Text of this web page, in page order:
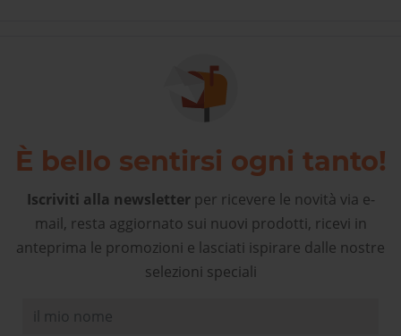
È bello sentirsi ogni tanto!
Iscriviti alla newsletterper ricevere le novità via e-
mail, resta aggiornato sui nuovi prodotti, ricevi in
anteprima le promozioni e lasciati ispirare dalle nostre
selezioni speciali